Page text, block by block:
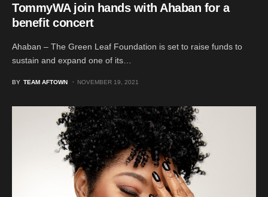
TommyWA join hands with Ahaban for a
benefit concert
Ahaban – The Green Leaf Foundation is set to raise funds to
sustain and expand one of its…
BY TEAM AFTOWN NOVEMBER 19, 2021